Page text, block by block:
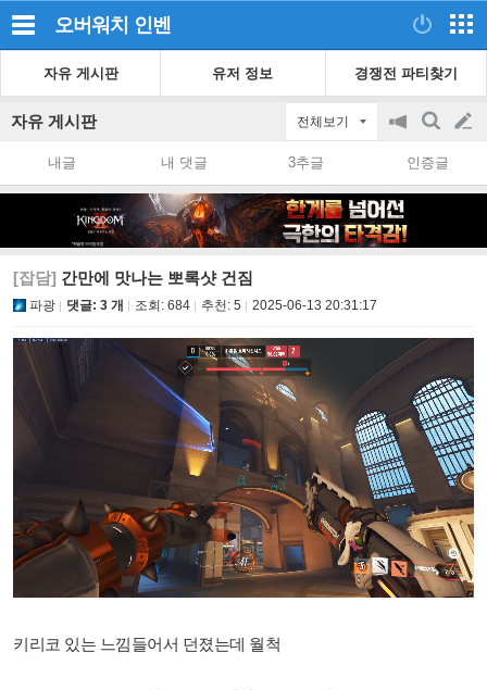
오버워치 인벤
자유 게시판 유저 정보 경쟁전 파티찾기
자유 게시판 전체보기
공
on/off
검
색
글
쓰
내글 내 댓글 3추글 인증글
[잡담] 간만에 맛나는 뽀록샷 건짐
파광 댓글: 3 개 조회: 684 추천: 5 2025-06-13 20:31:17
키리코 있는 느낌들어서 던졌는데 월척